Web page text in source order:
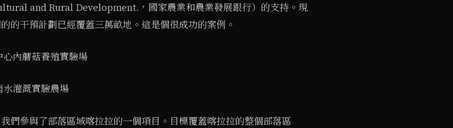
and Rural Development.，國家農業和農業發展銀行）的支持。現
的干預計劃已經覆蓋三萬畝地。這是個很成功的案例。
心內蘑菇養殖實驗場
水灌溉實驗農場
們參與了部落區域喀拉拉的一個項目。目標覆蓋喀拉拉的整個部落區